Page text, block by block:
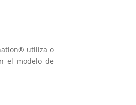
utiliza o
el modelo de